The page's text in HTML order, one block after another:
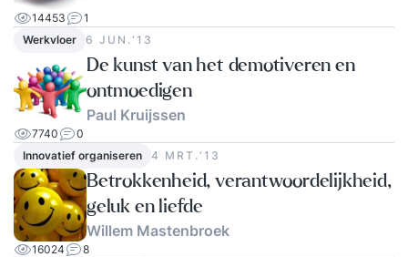
Vragen aan Supertrainer?Heb je een vraag die
nog niet is beantwoord? Vraag dan de gratis
brochure aan. Zo kunnen we contact met je
opnemen en je verder helpen. Hopelijk tot snel!
14453
1
Werkvloer
6 JUN.‘13
De kunst van het demotiveren en
ontmoedigen
Paul Kruijssen
7740
0
Innovatief organiseren
4 MRT.‘13
Betrokkenheid, verantwoordelijkheid,
geluk en liefde
Willem Mastenbroek
16024
8